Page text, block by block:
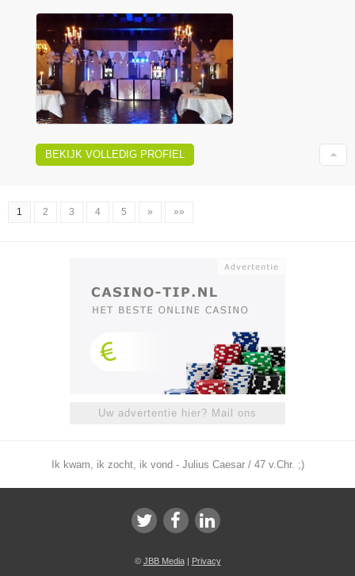
BEKIJK VOLLEDIG PROFIEL
1 2 3 4 5 » »»
Uw advertentie hier? Mail ons
Ik kwam, ik zocht, ik vond - Julius Caesar / 47 v.Chr. ;)
© JBB Media| Privacy